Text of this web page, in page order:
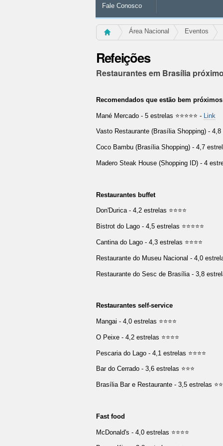
Fale Conosco
Área Nacional Eventos
Refeições
Restaurantes em Brasília
Recomendados que estão bem
Mané Mercado - 5 estrelas ⭐⭐⭐⭐⭐ - Link
Vasto Restaurante (Brasília Shopping) - 4,8
Coco Bambu (Brasília Shopping) - 4,7
Madero Steak House (Shopping ID) - 4
Restaurantes buffet
Don'Durica - 4,2 estrelas ⭐⭐⭐⭐
Bistrot do Lago - 4,5 estrelas ⭐⭐⭐⭐⭐
Cantina do Lago - 4,3 estrelas ⭐⭐⭐⭐
Restaurante do Museu Nacional - 4,0 estrelas
Restaurante do Sesc de Brasília - 3,8
Restaurantes self-service
Mangai - 4,0 estrelas ⭐⭐⭐⭐
O Peixe - 4,2 estrelas ⭐⭐⭐⭐
Pescaria do Lago - 4,1 estrelas ⭐⭐⭐⭐
Bar do Cerrado - 3,6 estrelas ⭐⭐⭐
Brasília Bar e Restaurante - 3,5 estrelas
Fast food
McDonald's - 4,0 estrelas ⭐⭐⭐⭐